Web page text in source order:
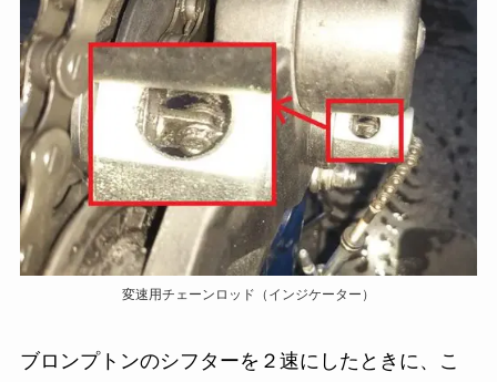
変速用チェーンロッド（インジケーター）
ブロンプトンのシフターを２速にしたときに、こ